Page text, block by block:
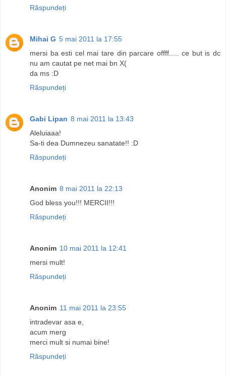
Răspundeți
Mihai G 5 mai 2011 la 17:55
mersi ba esti cel mai tare din parcare offff..... ce but is dc
nu am cautat pe net mai bn X(
da ms :D
Răspundeți
Gabi Lipan 8 mai 2011 la 13:43
Aleluiaaa!
Sa-ti dea Dumnezeu sanatate!! :D
Răspundeți
Anonim 8 mai 2011 la 22:13
God bless you!!! MERCII!!!
Răspundeți
Anonim 10 mai 2011 la 12:41
mersi mult!
Răspundeți
Anonim 11 mai 2011 la 23:55
intradevar asa e,
acum merg
merci mult si numai bine!
Răspundeți